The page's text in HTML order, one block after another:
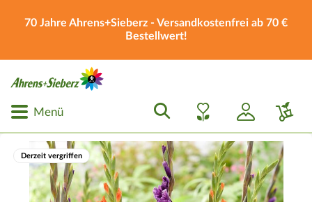
70 Jahre Ahrens+Sieberz - Versandkostenfrei ab 70 €
Bestellwert!
Menü
Derzeit vergriffen